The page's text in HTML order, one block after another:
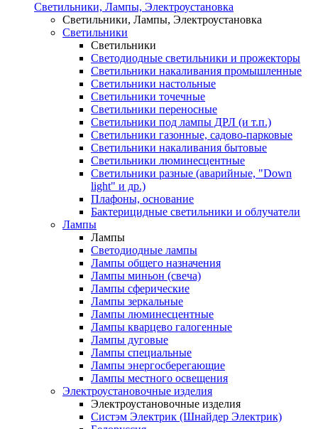
Светильники, Лампы, Электроустановка
Светильники, Лампы, Электроустановка
Светильники
Светильники
Светодиодные светильники и прожекторы
Светильники накаливания промышленные
Светильники настольные
Светильники точечные
Светильники переносные
Светильники под лампы ДРЛ (и т.п.)
Светильники газонные, садово-парковые
Светильники накаливания бытовые
Светильники люминесцентные
Светильники разные (аварийные, "Down
light" и др.)
Плафоны, основание
Бактерицидные светильники и облучатели
Лампы
Лампы
Светодиодные лампы
Лампы общего назначения
Лампы миньон (свеча)
Лампы сферические
Лампы зеркальные
Лампы люминесцентные
Лампы кварцево галогенные
Лампы дуговые
Лампы специальные
Лампы энергосберегающие
Лампы местного освещения
Электроустановочные изделия
Электроустановочные изделия
Систэм Электрик (Шнайдер Электрик)